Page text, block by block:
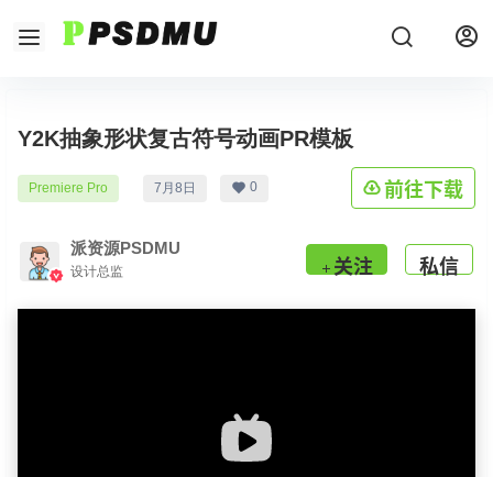
Y2K抽象形状复古符号动画PR模板
Premiere Pro 7月8日 0 前往下载
派资源PSDMU
设计总监 关注 私信